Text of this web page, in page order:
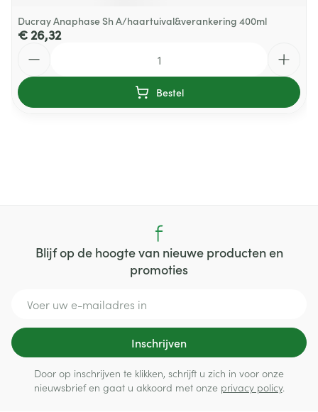
Ducray Anaphase Sh A/haartuival&verankering 400ml
€ 26,32
Bestel
Blijf op de hoogte van nieuwe producten en
promoties
Inschrijven
Door op inschrijven te klikken, schrijft u zich in voor onze
nieuwsbrief en gaat u akkoord met onze privacy policy.